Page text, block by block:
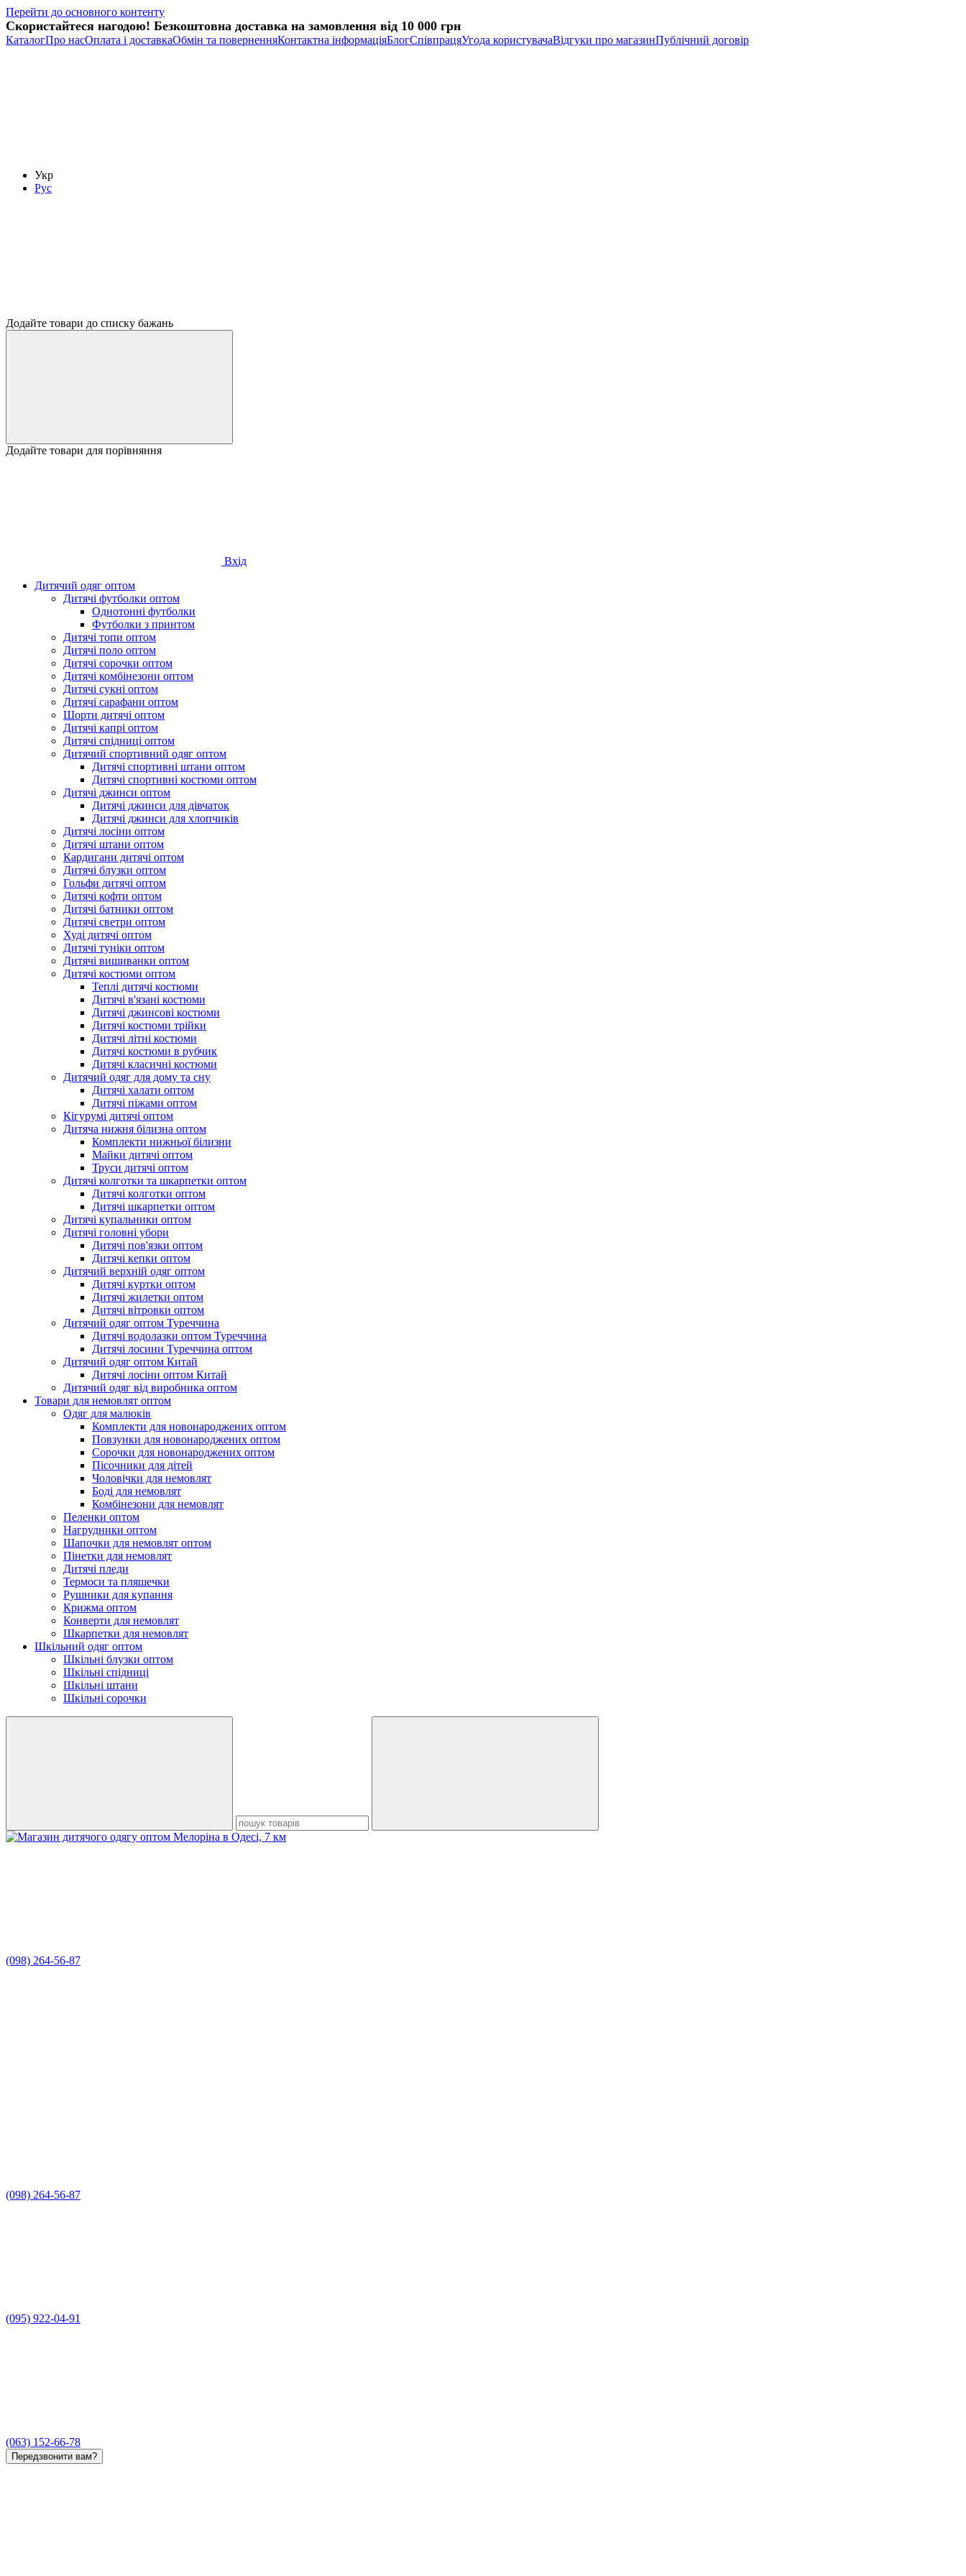
Перейти до основного контенту
Скористайтеся нагодою! Безкоштовна доставка на замовлення від 10 000 грн
КаталогПро насОплата і доставкаОбмін та поверненняКонтактна інформаціяБлогСпівпрацяУгода користувачаВідгуки про магазинПублічний договір
Укр
Рус
Додайте товари до списку бажань
Додайте товари для порівняння
Вхід
Дитячий одяг оптом
Дитячі футболки оптом
Однотонні футболки
Футболки з принтом
Дитячі топи оптом
Дитячі поло оптом
Дитячі сорочки оптом
Дитячі комбінезони оптом
Дитячі сукні оптом
Дитячі сарафани оптом
Шорти дитячі оптом
Дитячі капрі оптом
Дитячі спідниці оптом
Дитячий спортивний одяг оптом
Дитячі спортивні штани оптом
Дитячі спортивні костюми оптом
Дитячі джинси оптом
Дитячі джинси для дівчаток
Дитячі джинси для хлопчиків
Дитячі лосіни оптом
Дитячі штани оптом
Кардигани дитячі оптом
Дитячі блузки оптом
Гольфи дитячі оптом
Дитячі кофти оптом
Дитячі батники оптом
Дитячі светри оптом
Худі дитячі оптом
Дитячі туніки оптом
Дитячі вишиванки оптом
Дитячі костюми оптом
Теплі дитячі костюми
Дитячі в'язані костюми
Дитячі джинсові костюми
Дитячі костюми трійки
Дитячі літні костюми
Дитячі костюми в рубчик
Дитячі класичні костюми
Дитячий одяг для дому та сну
Дитячі халати оптом
Дитячі піжами оптом
Кігурумі дитячі оптом
Дитяча нижня білизна оптом
Комплекти нижньої білизни
Майки дитячі оптом
Труси дитячі оптом
Дитячі колготки та шкарпетки оптом
Дитячі колготки оптом
Дитячі шкарпетки оптом
Дитячі купальники оптом
Дитячі головні убори
Дитячі пов'язки оптом
Дитячі кепки оптом
Дитячий верхній одяг оптом
Дитячі куртки оптом
Дитячі жилетки оптом
Дитячі вітровки оптом
Дитячий одяг оптом Туреччина
Дитячі водолазки оптом Туреччина
Дитячі лосини Туреччина оптом
Дитячий одяг оптом Китай
Дитячі лосіни оптом Китай
Дитячий одяг від виробника оптом
Товари для немовлят оптом
Одяг для малюків
Комплекти для новонароджених оптом
Повзунки для новонароджених оптом
Сорочки для новонароджених оптом
Пісочники для дітей
Чоловічки для немовлят
Боді для немовлят
Комбінезони для немовлят
Пеленки оптом
Нагрудники оптом
Шапочки для немовлят оптом
Пінетки для немовлят
Дитячі пледи
Термоси та пляшечки
Рушники для купання
Крижма оптом
Конверти для немовлят
Шкарпетки для немовлят
Шкільний одяг оптом
Шкільні блузки оптом
Шкільні спідниці
Шкільні штани
Шкільні сорочки
(098) 264-56-87
(098) 264-56-87
(095) 922-04-91
(063) 152-66-78
Передзвонити вам?